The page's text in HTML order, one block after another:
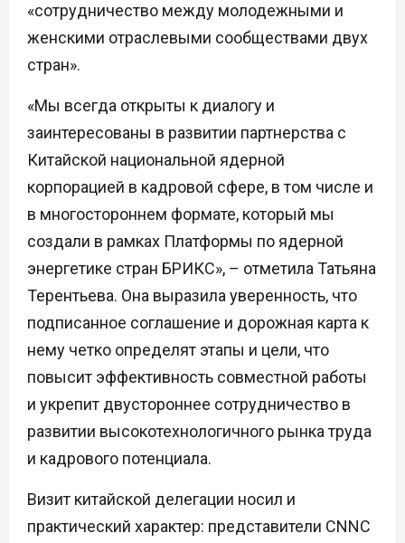
«сотрудничество между молодежными и
женскими отраслевыми сообществами двух
стран».
«Мы всегда открыты к диалогу и
заинтересованы в развитии партнерства с
Китайской национальной ядерной
корпорацией в кадровой сфере, в том числе и
в многостороннем формате, который мы
создали в рамках Платформы по ядерной
энергетике стран БРИКС», – отметила Татьяна
Терентьева. Она выразила уверенность, что
подписанное соглашение и дорожная карта к
нему четко определят этапы и цели, что
повысит эффективность совместной работы
и укрепит двустороннее сотрудничество в
развитии высокотехнологичного рынка труда
и кадрового потенциала.
Визит китайской делегации носил и
практический характер: представители CNNC